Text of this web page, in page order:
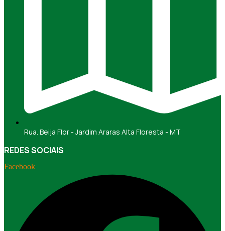
Rua. Beija Flor - Jardim Araras Alta Floresta - MT
REDES SOCIAIS
Facebook